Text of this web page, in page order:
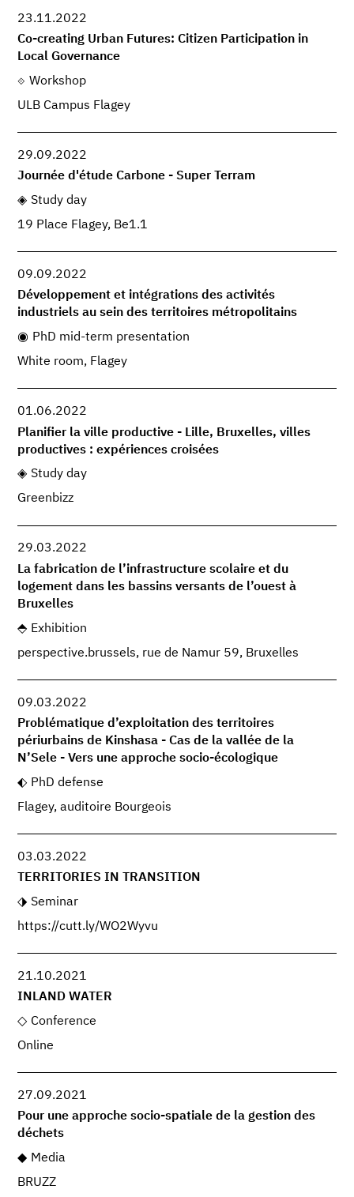
23.11.2022
Co-creating Urban Futures: Citizen Participation in
Local Governance
Workshop
ULB Campus Flagey
29.09.2022
Journée d'étude Carbone - Super Terram
Study day
19 Place Flagey, Be1.1
09.09.2022
Développement et intégrations des activités
industriels au sein des territoires métropolitains
PhD mid-term presentation
White room, Flagey
01.06.2022
Planifier la ville productive - Lille, Bruxelles, villes
productives : expériences croisées
Study day
Greenbizz
29.03.2022
La fabrication de l’infrastructure scolaire et du
logement dans les bassins versants de l’ouest à
Bruxelles
Exhibition
perspective.brussels, rue de Namur 59, Bruxelles
09.03.2022
Problématique d’exploitation des territoires
périurbains de Kinshasa - Cas de la vallée de la
N’Sele - Vers une approche socio-écologique
PhD defense
Flagey, auditoire Bourgeois
03.03.2022
TERRITORIES IN TRANSITION
Seminar
https://cutt.ly/WO2Wyvu
21.10.2021
INLAND WATER
Conference
Online
27.09.2021
Pour une approche socio-spatiale de la gestion des
déchets
Media
BRUZZ